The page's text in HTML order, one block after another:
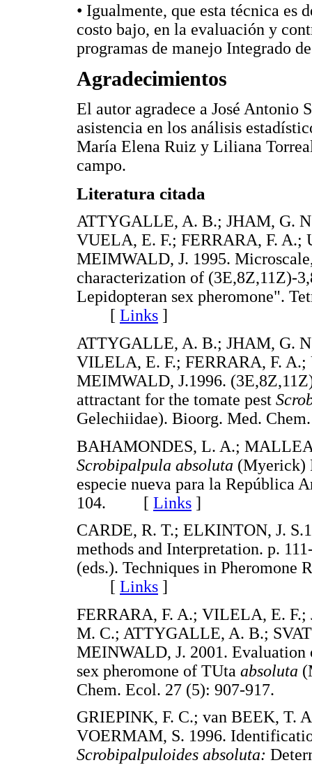
• Igualmente, que esta técnica es
costo bajo, en la evaluación y
programas de manejo Integrado
Agradecimientos
El autor agradece a José
asistencia en los análisis
María Elena Ruiz y Liliana
campo.
Literatura citada
ATTYGALLE, A. B.; JHAM, G.
VUELA, E. F.; FERRARA, F. A.;
MEIMWALD, J. 1995.
characterization of (3E,8Z,11Z)-
Lepidopteran sex pheromone".
[ Links ]
ATTYGALLE, A. B.; JHAM, G.
VILELA, E. F.; FERRARA, F.
MEIMWALD, J.1996.
attractant for the tomate pest
Gelechiidae). Bioorg. Med.
BAHAMONDES, L. A.;
Scrobipalpula absoluta (Myerick)
especie nueva para la República
104. [ Links ]
CARDE, R. T.; ELKINTON, J.
methods and Interpretation. p.
(eds.). Techniques in Pheromone
[ Links ]
FERRARA, F. A.; VILELA, E.
M. C.; ATTYGALLE, A. B.;
MEINWALD, J. 2001. Evaluation
sex pheromone of TUta absoluta
Chem. Ecol. 27 (5): 907-
GRIEPINK, F. C.; van BEEK, T.
VOERMAM, S. 1996.
Scrobipalpuloides absoluta: